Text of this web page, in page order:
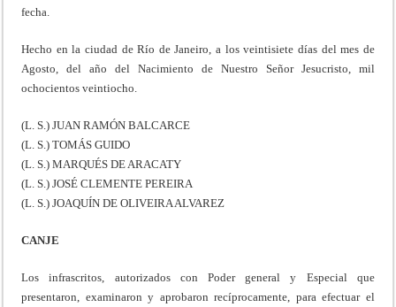
fecha.
Hecho en la ciudad de Río de Janeiro, a los veintisiete días del mes de
Agosto, del año del Nacimiento de Nuestro Señor Jesucristo, mil
ochocientos veintiocho.
(L. S.) JUAN RAMÓN BALCARCE
(L. S.) TOMÁS GUIDO
(L. S.) MARQUÉS DE ARACATY
(L. S.) JOSÉ CLEMENTE PEREIRA
(L. S.) JOAQUÍN DE OLIVEIRA ALVAREZ
CANJE
Los infrascritos, autorizados con Poder general y Especial que
presentaron, examinaron y aprobaron recíprocamente, para efectuar el